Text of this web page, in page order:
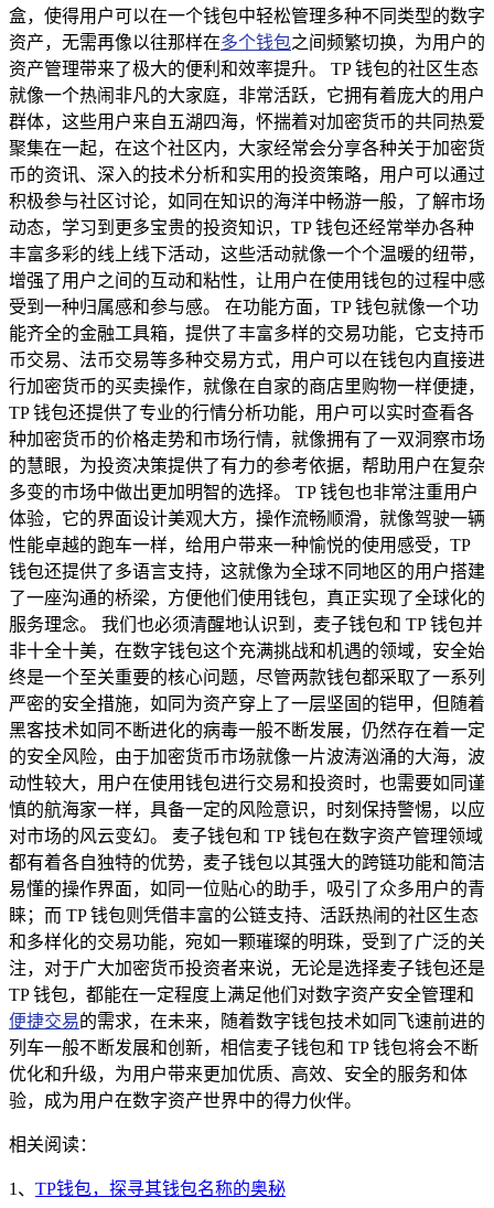
盒，使得用户可以在一个钱包中轻松管理多种不同类型的数字
资产，无需再像以往那样在多个钱包之间频繁切换，为用户的
资产管理带来了极大的便利和效率提升。 TP 钱包的社区生态
就像一个热闹非凡的大家庭，非常活跃，它拥有着庞大的用户
群体，这些用户来自五湖四海，怀揣着对加密货币的共同热爱
聚集在一起，在这个社区内，大家经常会分享各种关于加密货
币的资讯、深入的技术分析和实用的投资策略，用户可以通过
积极参与社区讨论，如同在知识的海洋中畅游一般，了解市场
动态，学习到更多宝贵的投资知识，TP 钱包还经常举办各种
丰富多彩的线上线下活动，这些活动就像一个个温暖的纽带，
增强了用户之间的互动和粘性，让用户在使用钱包的过程中感
受到一种归属感和参与感。 在功能方面，TP 钱包就像一个功
能齐全的金融工具箱，提供了丰富多样的交易功能，它支持币
币交易、法币交易等多种交易方式，用户可以在钱包内直接进
行加密货币的买卖操作，就像在自家的商店里购物一样便捷，
TP 钱包还提供了专业的行情分析功能，用户可以实时查看各
种加密货币的价格走势和市场行情，就像拥有了一双洞察市场
的慧眼，为投资决策提供了有力的参考依据，帮助用户在复杂
多变的市场中做出更加明智的选择。 TP 钱包也非常注重用户
体验，它的界面设计美观大方，操作流畅顺滑，就像驾驶一辆
性能卓越的跑车一样，给用户带来一种愉悦的使用感受，TP
钱包还提供了多语言支持，这就像为全球不同地区的用户搭建
了一座沟通的桥梁，方便他们使用钱包，真正实现了全球化的
服务理念。 我们也必须清醒地认识到，麦子钱包和 TP 钱包并
非十全十美，在数字钱包这个充满挑战和机遇的领域，安全始
终是一个至关重要的核心问题，尽管两款钱包都采取了一系列
严密的安全措施，如同为资产穿上了一层坚固的铠甲，但随着
黑客技术如同不断进化的病毒一般不断发展，仍然存在着一定
的安全风险，由于加密货币市场就像一片波涛汹涌的大海，波
动性较大，用户在使用钱包进行交易和投资时，也需要如同谨
慎的航海家一样，具备一定的风险意识，时刻保持警惕，以应
对市场的风云变幻。 麦子钱包和 TP 钱包在数字资产管理领域
都有着各自独特的优势，麦子钱包以其强大的跨链功能和简洁
易懂的操作界面，如同一位贴心的助手，吸引了众多用户的青
睐；而 TP 钱包则凭借丰富的公链支持、活跃热闹的社区生态
和多样化的交易功能，宛如一颗璀璨的明珠，受到了广泛的关
注，对于广大加密货币投资者来说，无论是选择麦子钱包还是
TP 钱包，都能在一定程度上满足他们对数字资产安全管理和
便捷交易的需求，在未来，随着数字钱包技术如同飞速前进的
列车一般不断发展和创新，相信麦子钱包和 TP 钱包将会不断
优化和升级，为用户带来更加优质、高效、安全的服务和体
验，成为用户在数字资产世界中的得力伙伴。
相关阅读：
1、 TP钱包，探寻其钱包名称的奥秘